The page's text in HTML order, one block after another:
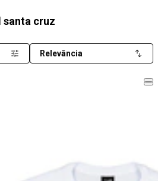
santa cruz
Relevância